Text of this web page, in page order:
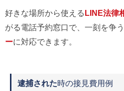
好きな場所から使えるLINE法律
がる電話予約窓口で、一刻を争
ーに対応できます。
逮捕された時の接見費用例